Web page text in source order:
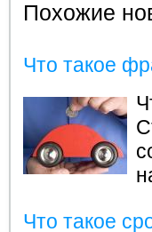
Похожие
Что такое
Что такое